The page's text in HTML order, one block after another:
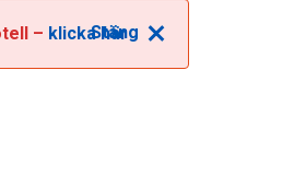
Stäng
– klicka här